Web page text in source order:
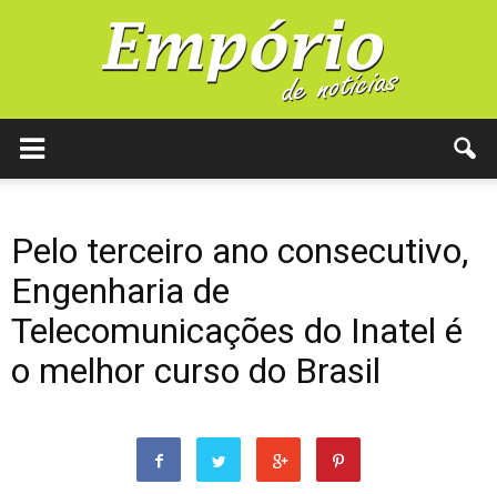
Pelo terceiro ano consecutivo,
Engenharia de
Telecomunicações do Inatel é
o melhor curso do Brasil